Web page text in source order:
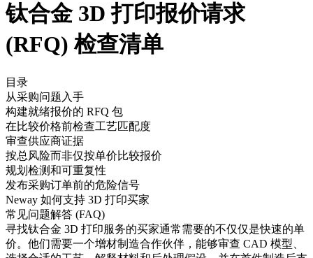
钛合金 3D 打印报价请求
(RFQ) 检查清单
目录
从采购问题入手
构建就绪报价的 RFQ 包
在比较价格前检查工艺匹配度
审查供应商证据
按总风险而非仅按单价比较报价
规划检测和可重复性
发布采购订单前的危险信号
Neway 如何支持 3D 打印买家
常见问题解答 (FAQ)
寻找钛合金 3D 打印服务的买家通常需要的不仅仅是快速的单
价。他们需要一个增材制造合作伙伴，能够审查 CAD 模型、